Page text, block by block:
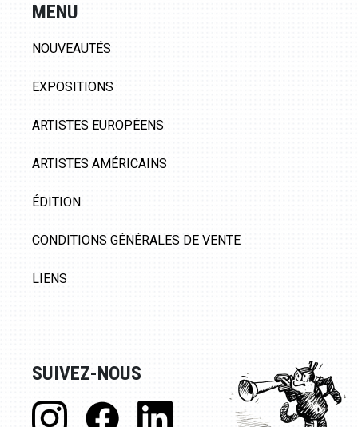
MENU
NOUVEAUTÉS
EXPOSITIONS
ARTISTES EUROPÉENS
ARTISTES AMÉRICAINS
ÉDITION
CONDITIONS GÉNÉRALES DE VENTE
LIENS
SUIVEZ-NOUS